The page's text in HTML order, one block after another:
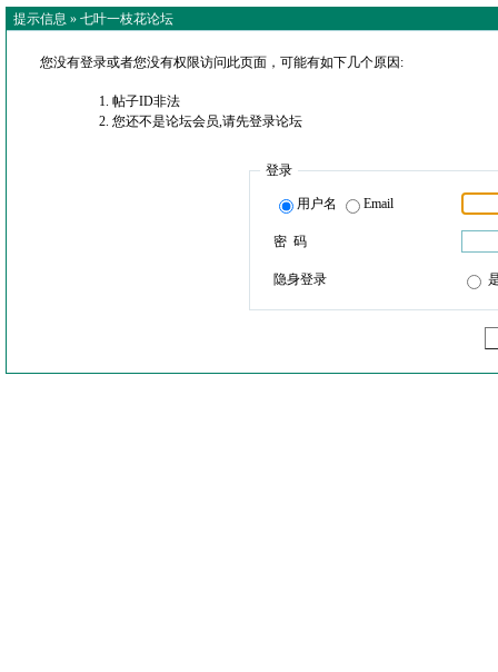
提示信息 » 七叶一枝花论坛
您没有登录或者您没有权限访问此页面，可能有如下几个原因:
帖子ID非法
您还不是论坛会员,请先登录论坛
登录
用户名 Email
密 码
隐身登录